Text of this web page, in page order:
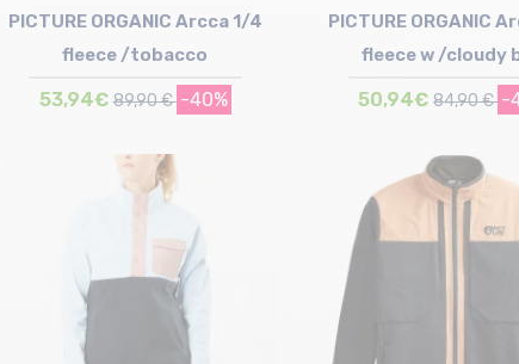
Taille en stock
PICTURE ORGANIC Arcca 1/4
fleece /tobacco
53,94€ 89,90 € -40%
Taille en stock
PICTURE ORGANIC
fleece w /cloudy
50,94€ 84,90 € -